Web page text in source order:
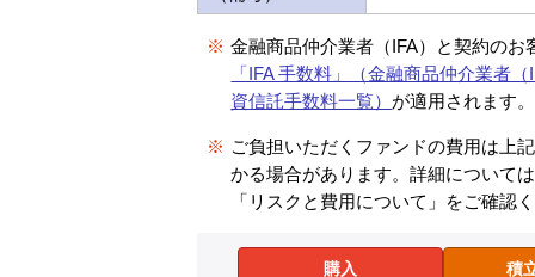
※ 金融商品仲介業者（IFA）と契約のお
「IFA 手数料」（金融商品仲介業者
資信託手数料一覧） が適用されます。
※ ご負担いただくファンドの費用は上
かる場合があります。詳細について
「リスクと費用について」をご確認
購入 積